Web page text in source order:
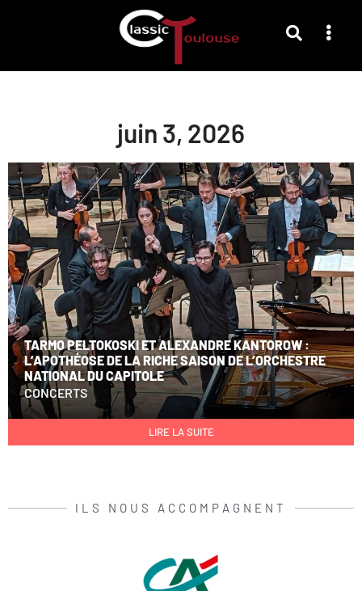
juin 3, 2026
TARMO PELTOKOSKI ET ALEXANDRE KANTOROW :
L’APOTHÉOSE DE LA RICHE SAISON DE L’ORCHESTRE
NATIONAL DU CAPITOLE
CONCERTS
LIRE LA SUITE
ILS NOUS ACCOMPAGNENT